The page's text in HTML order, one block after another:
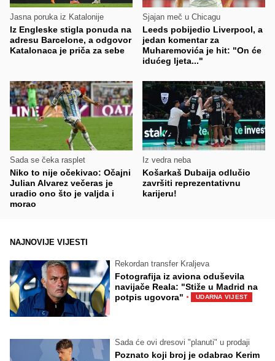
Jasna poruka iz Katalonije
Iz Engleske stigla ponuda na
adresu Barcelone, a odgovor
Katalonaca je priča za sebe
Sjajan meč u Chicagu
Leeds pobijedio Liverpool, a
jedan komentar za
Muharemovića je hit: "On će
idućeg ljeta..."
Sada se čeka rasplet
Niko to nije očekivao: Očajni
Julian Alvarez večeras je
uradio ono što je valjda i
morao
Iz vedra neba
Košarkaš Dubaija odlučio
završiti reprezentativnu
karijeru!
NAJNOVIJE VIJESTI
Rekordan transfer Kraljeva
Fotografija iz aviona oduševila
navijače Reala: "Stiže u Madrid na
potpis ugovora" · UDARNA VIJEST
Sada će ovi dresovi "planuti" u prodaji
Poznato koji broj je odabrao Kerim